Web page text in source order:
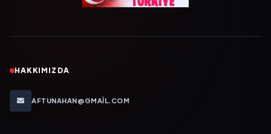
HAKKIMIZDA
AFTUNAHAN@GMAIL.COM